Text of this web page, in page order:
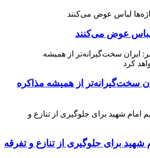
لباس عوض می‌کنند
سخت‌گیرانه‌تر از همیشه مذاکره
شهید برای جلوگیری از تنازع و تفرقه